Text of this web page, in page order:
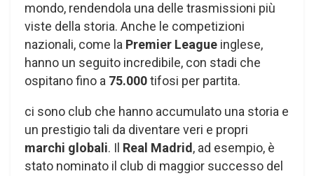
mondo, rendendola una delle trasmissioni più
viste della storia. Anche le competizioni
nazionali, come la Premier League inglese,
hanno un seguito incredibile, con stadi che
ospitano fino a 75.000tifosi per partita.
ci sono club che hanno accumulato una storia e
un prestigio tali da diventare veri e propri
marchi globali. Il Real Madrid, ad esempio, è
stato nominato il club di maggior successo del